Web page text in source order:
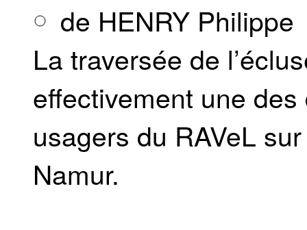
de HENRY Philippe
La traversée de
effectivement une
usagers du RAVeL
Namur.